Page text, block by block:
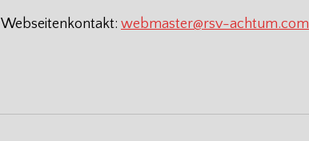
Webseitenkontakt: webmaster@rsv-achtum.com